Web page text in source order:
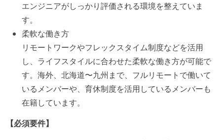
エンジニアがしっかり評価される環境を整えていま
す。
柔軟な働き方
リモートワークやフレックスタイム制度などを活用
し、ライフスタイルに合わせた柔軟な働き方が可能で
す。海外、北海道〜九州まで、フルリモートで働いて
いるメンバーや、育休制度を活用しているメンバーも
在籍しています。
【必須要件】